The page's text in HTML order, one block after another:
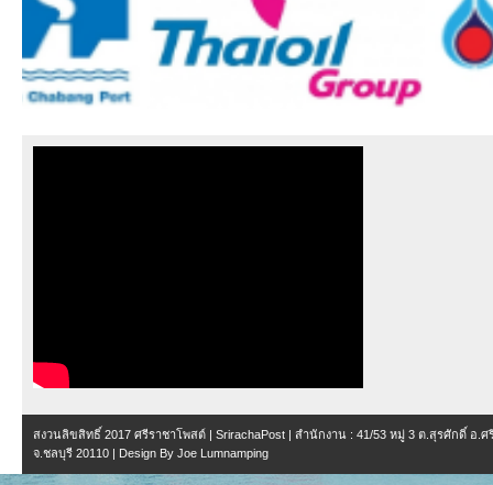
สงวนลิขสิทธิ์ 2017 ศรีราชาโพสต์ | SrirachaPost | สำนักงาน : 41/53 หมู่ 3 ต.สุรศักดิ์ อ.ศ
จ.ชลบุรี 20110 | Design By Joe Lumnamping